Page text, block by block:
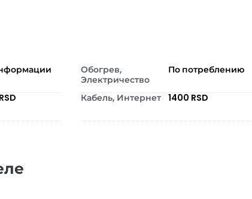
Обогрев,
Электричество
По потреблению
Кабель, Интернет 1400 RSD